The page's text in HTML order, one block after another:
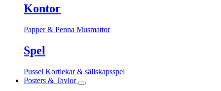
Kontor
Papper & Penna Musmattor
Spel
Pussel Kortlekar & sällskapsspel
Posters & Tavlor